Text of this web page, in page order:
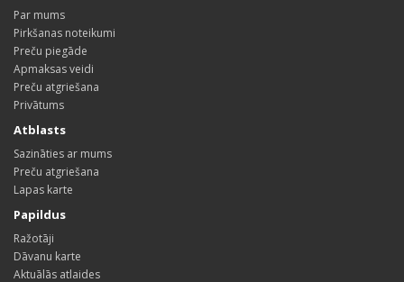
Par mums
Pirkšanas noteikumi
Preču piegāde
Apmaksas veidi
Preču atgriešana
Privātums
Atblasts
Sazināties ar mums
Preču atgriešana
Lapas karte
Papildus
Ražotāji
Dāvanu karte
Aktuālās atlaides